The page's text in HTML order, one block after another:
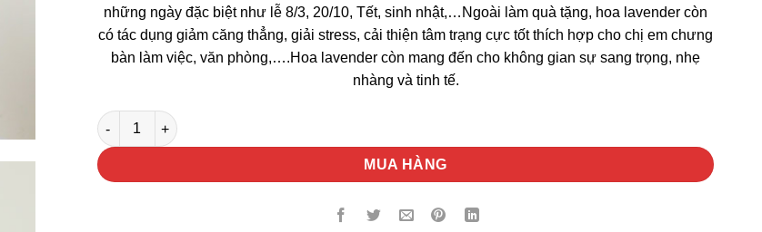
những ngày đặc biệt như lễ 8/3, 20/10, Tết, sinh nhật,…Ngoài làm quà tặng, hoa lavender còn
có tác dụng giảm căng thẳng, giải stress, cải thiện tâm trạng cực tốt thích hợp cho chị em chưng
bàn làm việc, văn phòng,….Hoa lavender còn mang đến cho không gian sự sang trọng, nhẹ
nhàng và tinh tế.
Hoa Lavender Gói Giấy số lượng
MUA HÀNG